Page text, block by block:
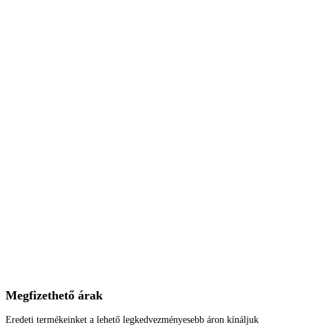
Megfizethető árak
Eredeti termékeinket a lehető legkedvezményesebb áron kínáljuk